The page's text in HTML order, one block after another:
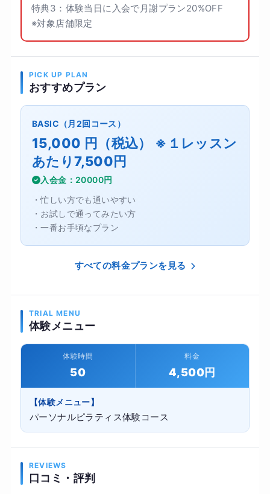
特典3：体験当日に入会で月謝プラン20%OFF
※対象店舗限定
PICK UP PLAN
おすすめプラン
BASIC（月2回コース）
15,000 円（税込） ※１レッスン
あたり7,500円
入会金：20000円
・忙しい方でも通いやすい
・お試しで通ってみたい方
・一番お手頃なプラン
すべての料金プランを見る
TRIAL MENU
体験メニュー
体験時間
50
料金
4,500円
【体験メニュー】
パーソナルピラティス体験コース
REVIEWS
口コミ・評判